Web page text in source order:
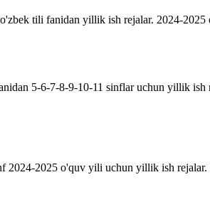
tili fanidan yillik ish rejalar. 2024-
5-6-7-8-9-10-11 sinflar uchun yillik
2024-2025 o'quv yili uchun yillik ish